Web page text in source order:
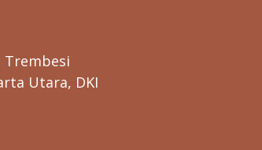
Trembesi
Utara, DKI